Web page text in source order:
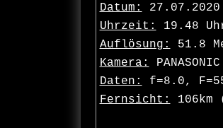
Datum:
27.07.2020
Uhrzeit:
19.48
Auflösung:
51.8
Kamera:
Daten:
f=8.0,
Fernsicht:
106km